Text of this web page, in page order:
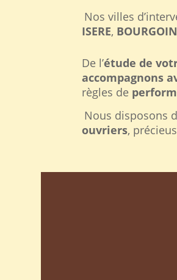
Nos villes
ISERE,
De l’étude de
accompagnons
règles de
Nous disposons
ouvriers,